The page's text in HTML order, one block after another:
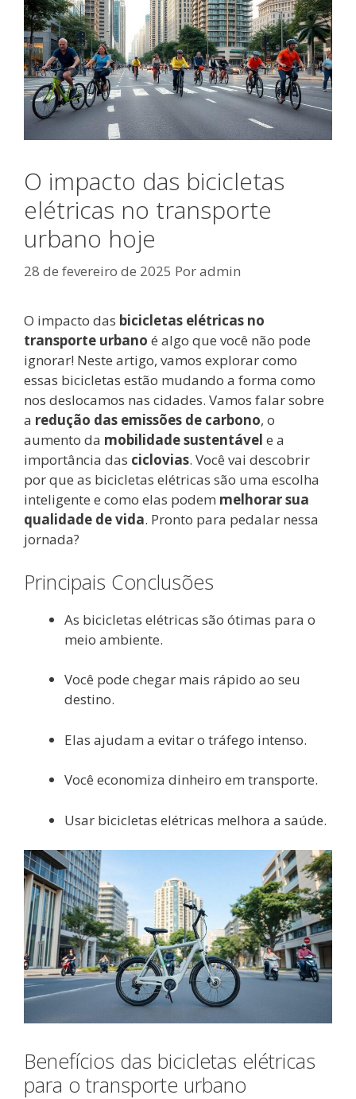
O impacto das bicicletas
elétricas no transporte
urbano hoje
28 de fevereiro de 2025 Poradmin
O impacto das bicicletas elétricas no
transporte urbano é algo que você não pode
ignorar! Neste artigo, vamos explorar como
essas bicicletas estão mudando a forma como
nos deslocamos nas cidades. Vamos falar sobre
a redução das emissões de carbono, o
aumento da mobilidade sustentável e a
importância das ciclovias. Você vai descobrir
por que as bicicletas elétricas são uma escolha
inteligente e como elas podem melhorar sua
qualidade de vida. Pronto para pedalar nessa
jornada?
Principais Conclusões
As bicicletas elétricas são ótimas para o
meio ambiente.
Você pode chegar mais rápido ao seu
destino.
Elas ajudam a evitar o tráfego intenso.
Você economiza dinheiro em transporte.
Usar bicicletas elétricas melhora a saúde.
Benefícios das bicicletas elétricas
para o transporte urbano